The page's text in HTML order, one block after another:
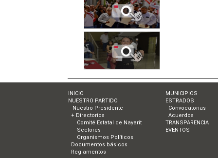
INICIO
NUESTRO PARTIDO
Nuestro Presidente
+ Directorios
Comité Estatal de Nayarit
Sectores
Organismos Políticos
Documentos básicos
Reglamentos
MUNICIPIOS
ESTRADOS
Convocatorias
Acuerdos
TRANSPARENCIA
EVENTOS